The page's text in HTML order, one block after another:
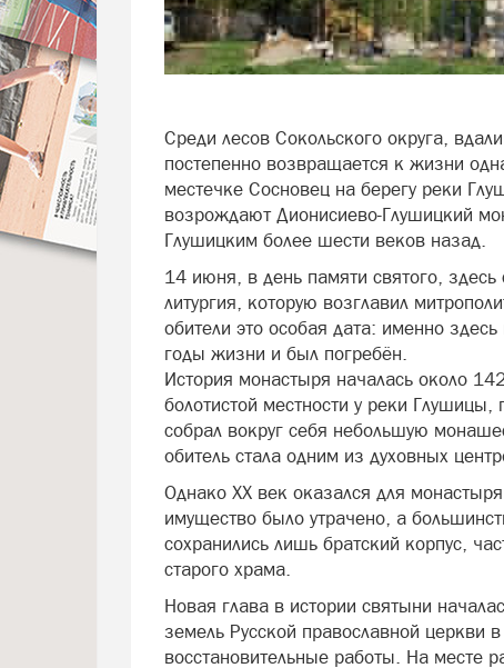
Среди лесов Сокольского округа,
постепенно возвращается к жизни
местечке Сосновец на берегу реки
возрождают Дионисиево-Глушицкий
Глушицким более шести веков назад.
14 июня, в день памяти святого,
литургия, которую возглавил
обители это особая дата: именно
годы жизни и был погребён.
История монастыря началась около
болотистой местности у реки
собрал вокруг себя небольшую
обитель стала одним из духовных
Однако XX век оказался для
имущество было утрачено, а
сохранились лишь братский корпус,
старого храма.
Новая глава в истории святыни
земель Русской православной церкви
восстановительные работы. На месте